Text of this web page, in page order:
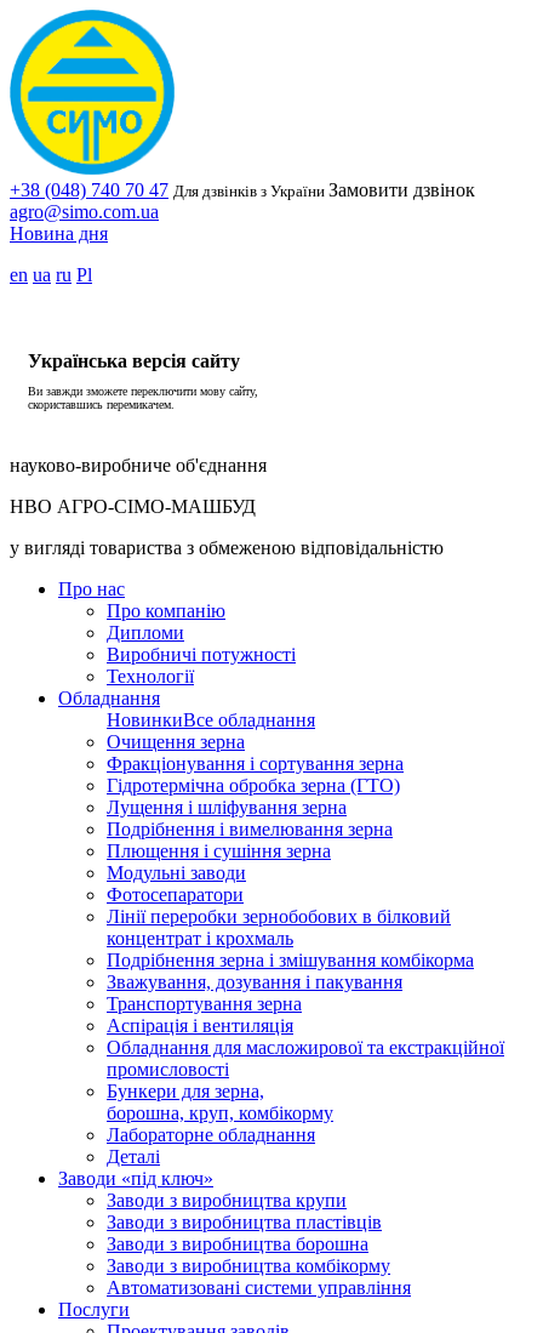
+38 (048) 740 70 47 Для дзвінків з України Замовити дзвінок
agro@simo.com.ua
Новина дня
en ua ru Pl
Українська версія сайту
Ви завжди зможете переключити мову сайту,
скориставшись перемикачем.
науково-виробниче об'єднання
НВО АГРО-СІМО-МАШБУД
у вигляді товариства з обмеженою відповідальністю
Про нас
Про компанію
Дипломи
Виробничі потужності
Технології
Обладнання
НовинкиВсе обладнання
Очищення зерна
Фракціонування і сортування зерна
Гідротермічна обробка зерна (ГТО)
Лущення і шліфування зерна
Подрібнення і вимелювання зерна
Плющення і сушіння зерна
Модульні заводи
Фотосепаратори
Лінії переробки зернобобових в білковий
концентрат і крохмаль
Подрібнення зерна і змішування комбікорма
Зважування, дозування і пакування
Транспортування зерна
Аспірація і вентиляція
Обладнання для масложирової та екстракційної
промисловості
Бункери для зерна,
борошна, круп, комбікорму
Лабораторне обладнання
Деталі
Заводи «під ключ»
Заводи з виробництва крупи
Заводи з виробництва пластівців
Заводи з виробництва борошна
Заводи з виробництва комбікорму
Автоматизовані системи управління
Послуги